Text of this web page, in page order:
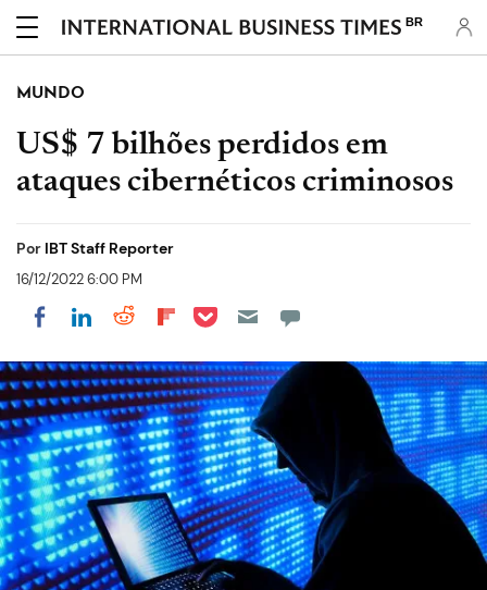
BR
MUNDO
US$ 7 bilhões perdidos em
ataques cibernéticos criminosos
Por IBT Staff Reporter
16/12/2022 6:00 PM
Share on Facebook
Share on LinkedIn
Share on Reddit
Share on Flipboard
Share on Pocket